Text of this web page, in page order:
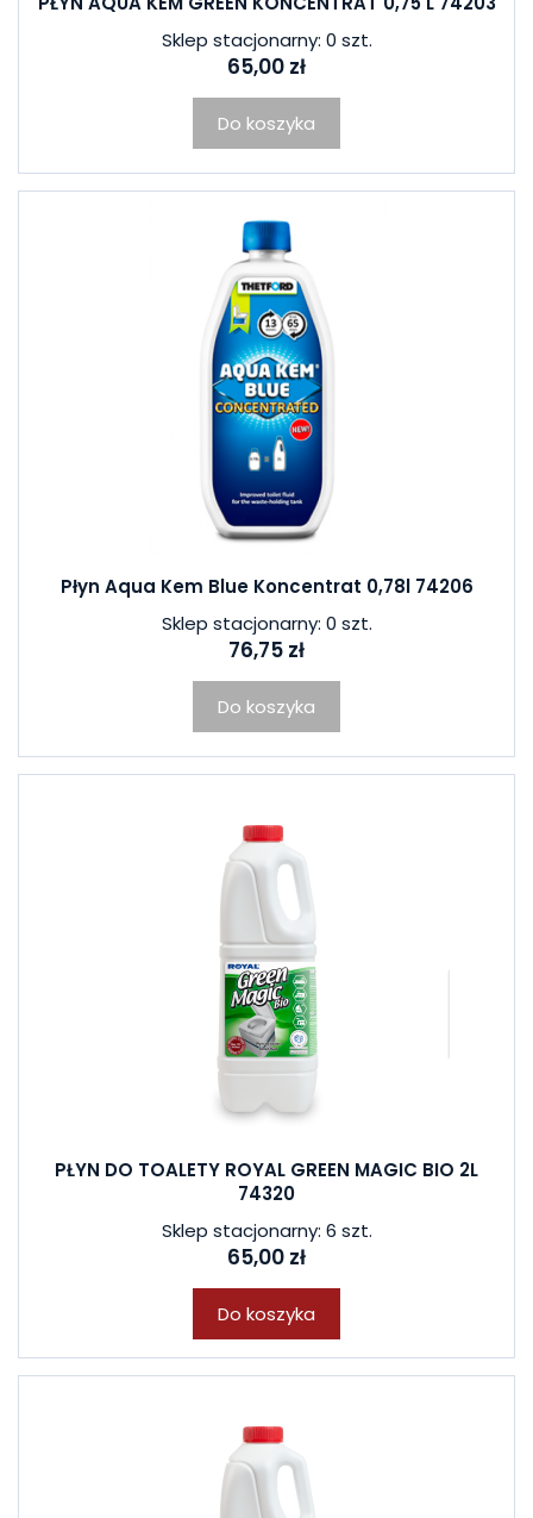
Sklep stacjonarny: 0 szt.
65,00 zł
Do koszyka
Płyn Aqua Kem Blue Koncentrat 0,78l 74206
Sklep stacjonarny: 0 szt.
76,75 zł
Do koszyka
PŁYN DO TOALETY ROYAL GREEN MAGIC BIO 2L
74320
Sklep stacjonarny: 6 szt.
65,00 zł
Do koszyka